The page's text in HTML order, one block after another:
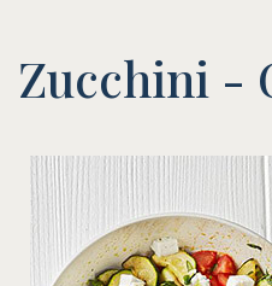
Zucchini -